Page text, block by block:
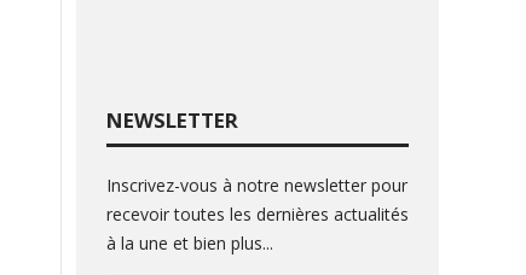
NEWSLETTER
Inscrivez-vous à notre newsletter pour
recevoir toutes les dernières actualités
à la une et bien plus...